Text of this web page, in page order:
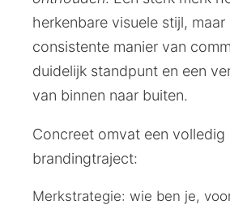
herkenbare visuele stijl, maar
consistente manier van
duidelijk standpunt en een
van binnen naar buiten.
Concreet omvat een volledig
brandingtraject:
Merkstrategie: wie ben je,